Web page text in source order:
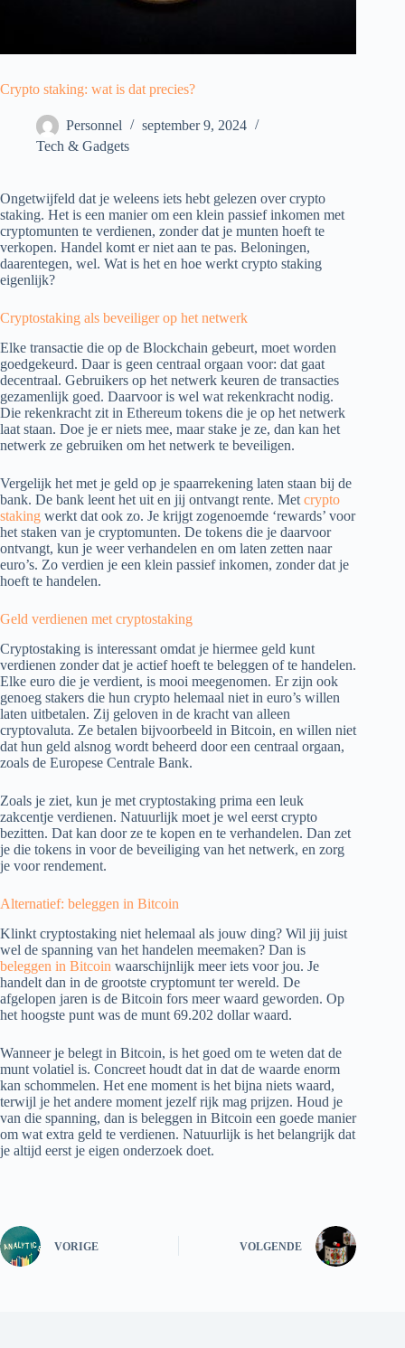
Crypto staking: wat is dat precies?
Personnel
september 9, 2024
Tech & Gadgets
Ongetwijfeld dat je weleens iets hebt gelezen over crypto
staking. Het is een manier om een klein passief inkomen met
cryptomunten te verdienen, zonder dat je munten hoeft te
verkopen. Handel komt er niet aan te pas. Beloningen,
daarentegen, wel. Wat is het en hoe werkt crypto staking
eigenlijk?
Cryptostaking als beveiliger op het netwerk
Elke transactie die op de Blockchain gebeurt, moet worden
goedgekeurd. Daar is geen centraal orgaan voor: dat gaat
decentraal. Gebruikers op het netwerk keuren de transacties
gezamenlijk goed. Daarvoor is wel wat rekenkracht nodig.
Die rekenkracht zit in Ethereum tokens die je op het netwerk
laat staan. Doe je er niets mee, maar stake je ze, dan kan het
netwerk ze gebruiken om het netwerk te beveiligen.
Vergelijk het met je geld op je spaarrekening laten staan bij de
bank. De bank leent het uit en jij ontvangt rente. Met crypto
staking werkt dat ook zo. Je krijgt zogenoemde ‘rewards’ voor
het staken van je cryptomunten. De tokens die je daarvoor
ontvangt, kun je weer verhandelen en om laten zetten naar
euro’s. Zo verdien je een klein passief inkomen, zonder dat je
hoeft te handelen.
Geld verdienen met cryptostaking
Cryptostaking is interessant omdat je hiermee geld kunt
verdienen zonder dat je actief hoeft te beleggen of te handelen.
Elke euro die je verdient, is mooi meegenomen. Er zijn ook
genoeg stakers die hun crypto helemaal niet in euro’s willen
laten uitbetalen. Zij geloven in de kracht van alleen
cryptovaluta. Ze betalen bijvoorbeeld in Bitcoin, en willen niet
dat hun geld alsnog wordt beheerd door een centraal orgaan,
zoals de Europese Centrale Bank.
Zoals je ziet, kun je met cryptostaking prima een leuk
zakcentje verdienen. Natuurlijk moet je wel eerst crypto
bezitten. Dat kan door ze te kopen en te verhandelen. Dan zet
je die tokens in voor de beveiliging van het netwerk, en zorg
je voor rendement.
Alternatief: beleggen in Bitcoin
Klinkt cryptostaking niet helemaal als jouw ding? Wil jij juist
wel de spanning van het handelen meemaken? Dan is
beleggen in Bitcoin waarschijnlijk meer iets voor jou. Je
handelt dan in de grootste cryptomunt ter wereld. De
afgelopen jaren is de Bitcoin fors meer waard geworden. Op
het hoogste punt was de munt 69.202 dollar waard.
Wanneer je belegt in Bitcoin, is het goed om te weten dat de
munt volatiel is. Concreet houdt dat in dat de waarde enorm
kan schommelen. Het ene moment is het bijna niets waard,
terwijl je het andere moment jezelf rijk mag prijzen. Houd je
van die spanning, dan is beleggen in Bitcoin een goede manier
om wat extra geld te verdienen. Natuurlijk is het belangrijk dat
je altijd eerst je eigen onderzoek doet.
VORIGE VOLGENDE